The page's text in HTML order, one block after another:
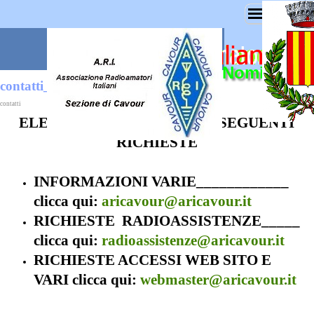
contatti_informazione
contatti
ELENCO CONTATTI PER LE SEGUENTI
RICHIESTE
INFORMAZIONI VARIE____________
clicca qui: aricavour@aricavour.it
RICHIESTE RADIOASSISTENZE_____
clicca qui: radioassistenze@aricavour.it
RICHIESTE ACCESSI WEB SITO E
VARI clicca qui: webmaster@aricavour.it